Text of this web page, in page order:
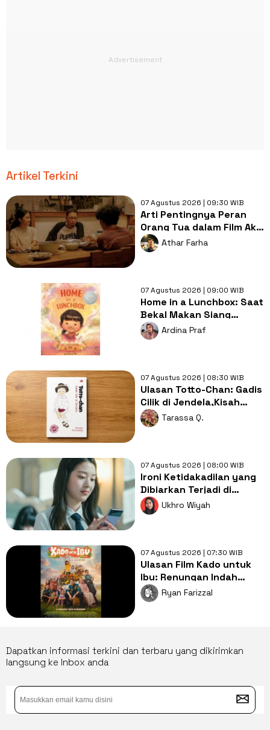
Artikel Terkini
07 Agustus 2026 | 09:30 WIB
Arti Pentingnya Peran
Orang Tua dalam Film Aku
Sebelum Aku
Athar Farha
07 Agustus 2026 | 09:00 WIB
Home in a Lunchbox: Saat
Bekal Makan Siang
Menjadi Simbol Kasih
Sayang
Ardina Praf
07 Agustus 2026 | 08:30 WIB
Ulasan Totto-Chan: Gadis
Cilik di Jendela,Kisah
Pendidikan yang
Membebaskan
Tarassa Q.
07 Agustus 2026 | 08:00 WIB
Ironi Ketidakadilan yang
Dibiarkan Terjadi di
Drama Pyramid Game
Ukhro Wiyah
07 Agustus 2026 | 07:30 WIB
Ulasan Film Kado untuk
Ibu: Renungan Indah
Mengenai Kasih Sayang
Orang Tua
Ryan Farizzal
Dapatkan informasi terkini dan terbaru yang dikirimkan
langsung ke Inbox anda